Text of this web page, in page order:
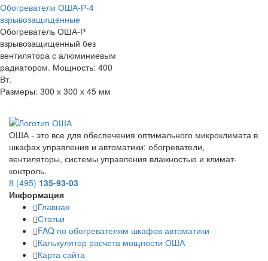
Обогреватели ОША-Р-4
взрывозащищенные
Обогреватель ОША-Р
взрывозащищенный без
вентилятора с алюминиевым
радиатором. Мощность: 400
Вт.
Размеры: 300 х 300 х 45 мм
ОША - это все для обеспечения оптимального микроклимата в
шкафах управления и автоматики: обогреватели,
вентиляторы, системы управления влажностью и климат-
контроль.
8 (495) 135-93-03
Информация
Главная
Статьи
FAQ по обогревателям шкафов автоматики
Калькулятор расчета мощности ОША
Карта сайта